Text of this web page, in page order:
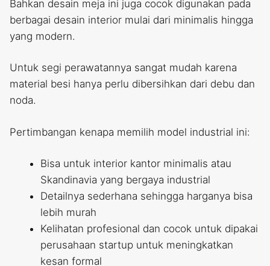
Bahkan desain meja ini juga cocok digunakan pada
berbagai desain interior mulai dari minimalis hingga
yang modern.
Untuk segi perawatannya sangat mudah karena
material besi hanya perlu dibersihkan dari debu dan
noda.
Pertimbangan kenapa memilih model industrial ini:
Bisa untuk interior kantor minimalis atau
Skandinavia yang bergaya industrial
Detailnya sederhana sehingga harganya bisa
lebih murah
Kelihatan profesional dan cocok untuk dipakai
perusahaan startup untuk meningkatkan
kesan formal